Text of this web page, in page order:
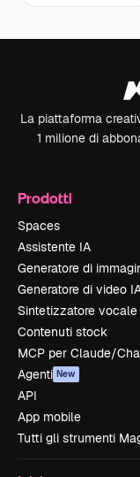
La piattaforma
1 milione di
Prodotti
Spaces
Assistente IA
Generatore di
Generatore di video
Sintetizzatore vocale
Contenuti stock
MCP per Claude/
Agenti New
API
App mobile
Tutti gli strumenti